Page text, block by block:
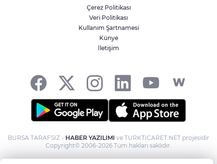
Çerez Politikası
Veri Politikası
Kullanım Şartnamesi
Künye
İletişim
BURSA TARAFSIZ - HABER YAZILIMI ve TURKTICARET.NET projesidir
Copyright© 2006-2026 Tüm hakları saklıdır.